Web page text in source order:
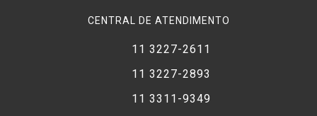
CENTRAL DE ATENDIMENTO
11 3227-2611
11 3227-2893
11 3311-9349